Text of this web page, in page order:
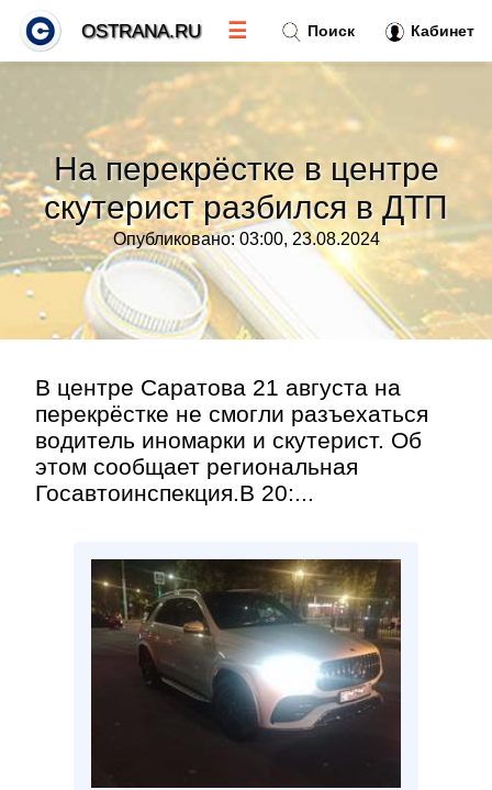
На перекрёстке в центре
скутерист разбился в ДТП
Опубликовано: 03:00, 23.08.2024
В центре Саратова 21 августа на
перекрёстке не смогли разъехаться
водитель иномарки и скутерист. Об
этом сообщает региональная
Госавтоинспекция.В 20:...
Поиск Кабинет
OSTRANA.RU ☰
Тренды новостей»
Рубрики»
Правила»
Контакт»